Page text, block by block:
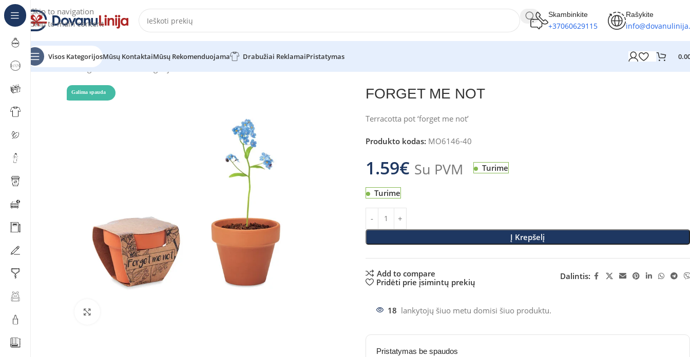
Skip to navigation
Skip to main content
Skambinkite
+37060629115
Rašykite
Visos KategorijosMūsų KontaktaiMūsų Rekomenduojama Drabužiai ReklamaiPristatymas
Pradžia Katalogas
Galima spauda FORGET ME NOT
Terracotta pot ‘forget me not’
Produkto kodas: MO6146-40
1.59€ Su PVM Turime
Turime
Į Krepšelį
Add to compare
Pridėti prie įsimintų prekių
Dalintis:
18 lankytojų šiuo metu domisi šiuo produktu.
Pristatymas be spaudos